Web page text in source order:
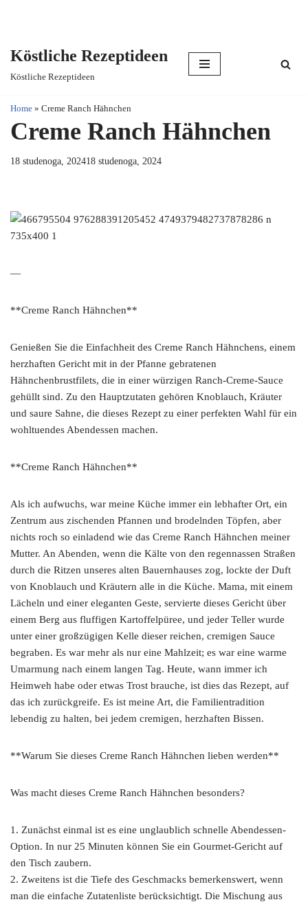
content
Köstliche Rezeptideen
Köstliche Rezeptideen
Home » Creme Ranch Hähnchen
Creme Ranch Hähnchen
18 studenoga, 202418 studenoga, 2024
—
**Creme Ranch Hähnchen**
Genießen Sie die Einfachheit des Creme Ranch Hähnchens, einem
herzhaften Gericht mit in der Pfanne gebratenen
Hähnchenbrustfilets, die in einer würzigen Ranch-Creme-Sauce
gehüllt sind. Zu den Hauptzutaten gehören Knoblauch, Kräuter
und saure Sahne, die dieses Rezept zu einer perfekten Wahl für ein
wohltuendes Abendessen machen.
**Creme Ranch Hähnchen**
Als ich aufwuchs, war meine Küche immer ein lebhafter Ort, ein
Zentrum aus zischenden Pfannen und brodelnden Töpfen, aber
nichts roch so einladend wie das Creme Ranch Hähnchen meiner
Mutter. An Abenden, wenn die Kälte von den regennassen Straßen
durch die Ritzen unseres alten Bauernhauses zog, lockte der Duft
von Knoblauch und Kräutern alle in die Küche. Mama, mit einem
Lächeln und einer eleganten Geste, servierte dieses Gericht über
einem Berg aus fluffigen Kartoffelpüree, und jeder Teller wurde
unter einer großzügigen Kelle dieser reichen, cremigen Sauce
begraben. Es war mehr als nur eine Mahlzeit; es war eine warme
Umarmung nach einem langen Tag. Heute, wann immer ich
Heimweh habe oder etwas Trost brauche, ist dies das Rezept, auf
das ich zurückgreife. Es ist meine Art, die Familientradition
lebendig zu halten, bei jedem cremigen, herzhaften Bissen.
**Warum Sie dieses Creme Ranch Hähnchen lieben werden**
Was macht dieses Creme Ranch Hähnchen besonders?
1. Zunächst einmal ist es eine unglaublich schnelle Abendessen-
Option. In nur 25 Minuten können Sie ein Gourmet-Gericht auf
den Tisch zaubern.
2. Zweitens ist die Tiefe des Geschmacks bemerkenswert, wenn
man die einfache Zutatenliste berücksichtigt. Die Mischung aus